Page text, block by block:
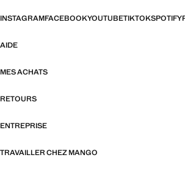
INSTAGRAMFACEBOOKYOUTUBETIKTOKSPOTIFY
AIDE
MES ACHATS
RETOURS
ENTREPRISE
TRAVAILLER CHEZ MANGO